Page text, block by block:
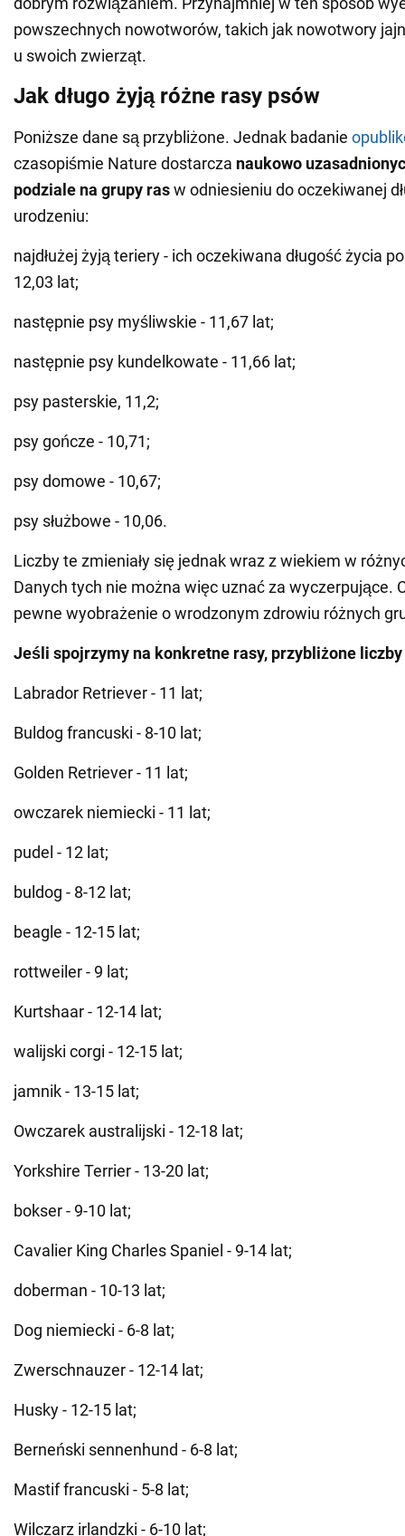
powszechnych nowotworów, takich jak nowotwory
u swoich zwierząt.
Jak długo żyją różne rasy psów
Poniższe dane są przybliżone. Jednak badanie
czasopiśmie Nature dostarcza naukowo
podziale na grupy rasw odniesieniu do oczekiwanej
urodzeniu:
najdłużej żyją teriery - ich oczekiwana długość życia
12,03 lat;
następnie psy myśliwskie - 11,67 lat;
następnie psy kundelkowate - 11,66 lat;
psy pasterskie, 11,2;
psy gończe - 10,71;
psy domowe - 10,67;
psy służbowe - 10,06.
Liczby te zmieniały się jednak wraz z wiekiem w
Danych tych nie można więc uznać za wyczerpujące.
pewne wyobrażenie o wrodzonym zdrowiu różnych
Jeśli spojrzymy na konkretne rasy, przybliżone
Labrador Retriever - 11 lat;
Buldog francuski - 8-10 lat;
Golden Retriever - 11 lat;
owczarek niemiecki - 11 lat;
pudel - 12 lat;
buldog - 8-12 lat;
beagle - 12-15 lat;
rottweiler - 9 lat;
Kurtshaar - 12-14 lat;
walijski corgi - 12-15 lat;
jamnik - 13-15 lat;
Owczarek australijski - 12-18 lat;
Yorkshire Terrier - 13-20 lat;
bokser - 9-10 lat;
Cavalier King Charles Spaniel - 9-14 lat;
doberman - 10-13 lat;
Dog niemiecki - 6-8 lat;
Zwerschnauzer - 12-14 lat;
Husky - 12-15 lat;
Berneński sennenhund - 6-8 lat;
Mastif francuski - 5-8 lat;
Wilczarz irlandzki - 6-10 lat;